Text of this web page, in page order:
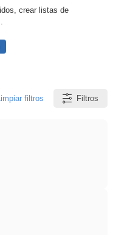
crear listas de
filtros Filtros